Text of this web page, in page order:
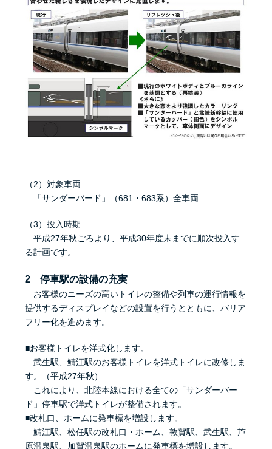
（2）対象車両
「サンダーバード」（681・683系）全車両
（3）投入時期
平成27年秋ごろより、平成30年度末までに順次投入す
る計画です。
2 停車駅の設備の充実
お客様のニーズの高いトイレの整備や列車の運行情報を
提供するディスプレイなどの設置を行うとともに、バリア
フリー化を進めます。
■お客様トイレを洋式化します。
武生駅、鯖江駅のお客様トイレを洋式トイレに改修しま
す。（平成27年秋）
これにより、北陸本線における全ての「サンダーバー
ド」停車駅で洋式トイレが整備されます。
■改札口、ホームに発車標を増設します。
鯖江駅、松任駅の改札口・ホーム、敦賀駅、武生駅、芦
原温泉駅、加賀温泉駅のホームに発車標を増設します。